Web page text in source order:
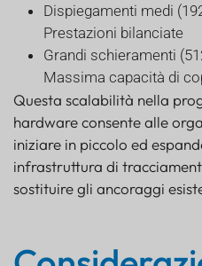
Dispiegamenti medi
Prestazioni bilanciate
Grandi schieramenti
Massima capacità di
Questa scalabilità nella
hardware consente alle
iniziare in piccolo ed
infrastruttura di
sostituire gli ancoraggi